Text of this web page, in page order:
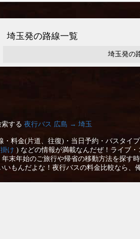
埼玉発の路線一覧
埼玉発の
する 夜行バス 広島 → 埼玉
・料金(片道、往復)・当日予約・バスタイ
け ) などの情報が満載なんだぜ！ライブ
末年始のご旅行や帰省の移動方法を探す
もんだよな！夜行バスの料金比較なら、